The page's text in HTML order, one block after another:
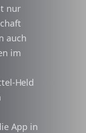
nur
auch
im
Held
App in